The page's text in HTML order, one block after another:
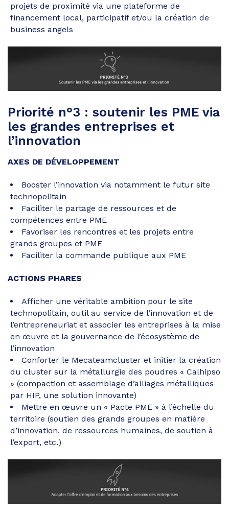
projets de proximité via une plateforme de
financement local, participatif et/ou la création de
business angels
Priorité n°3 : soutenir les PME via
les grandes entreprises et
l’innovation
AXES DE DÉVELOPPEMENT
Booster l’innovation via notamment le futur site
technopolitain
Faciliter le partage de ressources et de
compétences entre PME
Favoriser les rencontres et les projets entre
grands groupes et PME
Faciliter la commande publique aux PME
ACTIONS PHARES
Afficher une véritable ambition pour le site
technopolitain, outil au service de l’innovation et de
l’entrepreneuriat et associer les entreprises à la mise
en œuvre et la gouvernance de l’écosystème de
l’innovation
Conforter le Mecateamcluster et initier la création
du cluster sur la métallurgie des poudres « Calhipso
» (compaction et assemblage d’alliages métalliques
par HIP, une solution innovante)
Mettre en œuvre un « Pacte PME » à l’échelle du
territoire (soutien des grands groupes en matière
d’innovation, de ressources humaines, de soutien à
l’export, etc.)